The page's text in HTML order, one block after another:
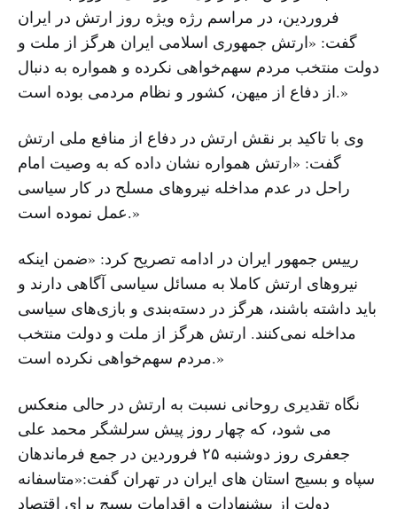
فروردین، در مراسم رژه ویژه روز ارتش در ایران
گفت: «ارتش جمهوری اسلامی ایران هرگز از ملت و
دولت منتخب مردم سهم‌خواهی نکرده و همواره به دنبال
از دفاع از میهن، کشور و نظام مردمی بوده است.»
وی با تاکید بر نقش ارتش در دفاع از منافع ملی ارتش
گفت: «ارتش همواره نشان داده که به وصیت امام
راحل در عدم مداخله نیروهای مسلح در کار سیاسی
عمل نموده است.»
رییس جمهور ایران در ادامه تصریح کرد: «ضمن اینکه
نیروهای ارتش کاملا به مسائل سیاسی آگاهی دارند و
باید داشته باشند، هرگز در دسته‌بندی و بازی‌های سیاسی
مداخله نمی‌کنند. ارتش هرگز از ملت و دولت منتخب
مردم سهم‌خواهی نکرده است.»
نگاه تقدیری روحانی نسبت به ارتش در حالی منعکس
می شود، که چهار روز پیش سرلشگر محمد علی
جعفری روز دوشنبه ۲۵ فروردین در جمع فرماندهان
سپاه و بسیج استان های ایران در تهران گفت:«متاسفانه
دولت از پیشنهادات و اقدامات بسیج برای اقتصاد